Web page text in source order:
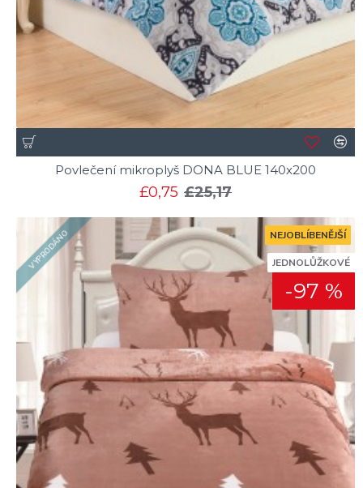
Povlečení mikroplyš DONA BLUE 140x200
£0,75 £25,17
NEJOBLÍBENĚJŠÍ
JEDNOLŮŽKOVÉ
-97 %
VYPRODÁNO